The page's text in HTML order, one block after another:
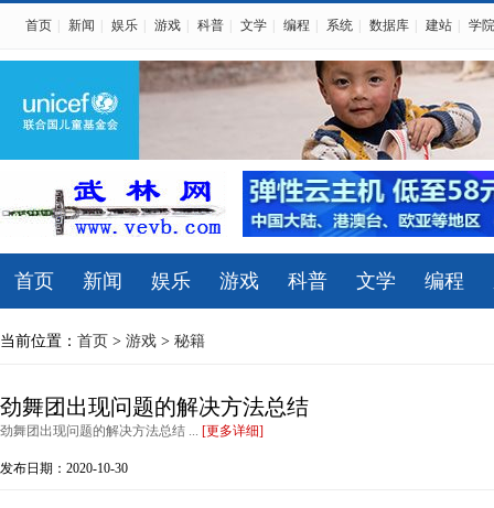
首页 新闻 娱乐 游戏 科普 文学 编程 系统 数据库 建站 学院
首页 新闻 娱乐 游戏 科普 文学 编程
当前位置： 首页 > 游戏 > 秘籍
劲舞团出现问题的解决方法总结
劲舞团出现问题的解决方法总结 ... [更多详细]
发布日期：2020-10-30